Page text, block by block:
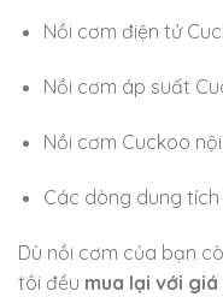
Nồi cơm điện tử
Nồi cơm áp suất
Nồi cơm Cuckoo
Các dòng dung tích
Dù nồi cơm của bạn
tôi đều mua lại với giá